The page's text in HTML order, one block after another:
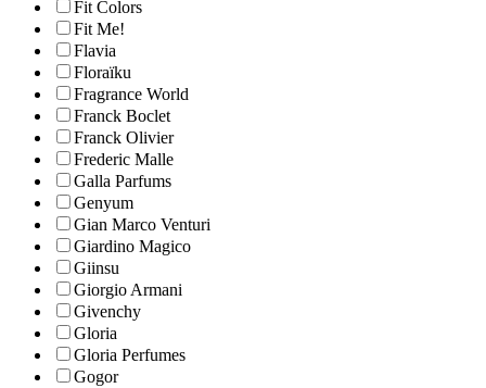
Fit Colors
Fit Me!
Flavia
Floraïku
Fragrance World
Franck Boclet
Franck Olivier
Frederic Malle
Galla Parfums
Genyum
Gian Marco Venturi
Giardino Magico
Giinsu
Giorgio Armani
Givenchy
Gloria
Gloria Perfumes
Gogor